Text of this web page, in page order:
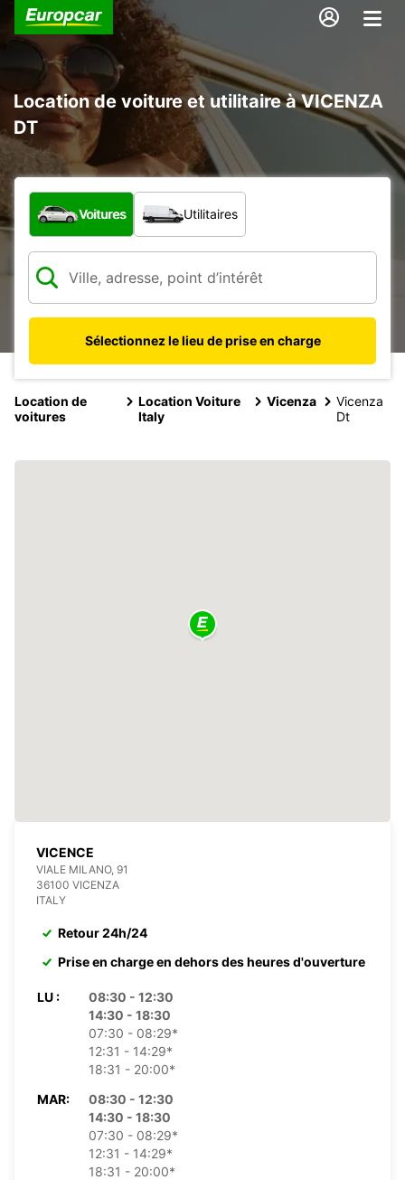
Location de voiture et utilitaire à VICENZA
DT
Quel type de véhicule ?
Voitures Utilitaires
Sélectionnez le lieu de prise en charge
Location de
voitures
Location Voiture
Italy
Vicenza
Vicenza
Dt
VICENCE
VIALE MILANO, 91
36100 VICENZA
ITALY
Retour 24h/24
Prise en charge en dehors des heures d'ouverture
LU :
08:30 - 12:30
14:30 - 18:30
07:30 - 08:29*
12:31 - 14:29*
18:31 - 20:00*
MAR:
08:30 - 12:30
14:30 - 18:30
07:30 - 08:29*
12:31 - 14:29*
18:31 - 20:00*